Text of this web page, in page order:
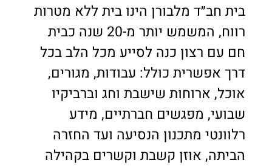
בית חב״ד מלבורן הינו בית ללא מטרות
רווח, המשמש יותר מ-20 שנה כבית
חם עם רצון כנה לסייע מכל הלב בכל
דרך אפשרית כולל: עבודות, מגורים,
אוכל, ארוחות שישבת וחג וברביקיו
שבועי, מפגשים חברתיים, מידע
רלוונטי מתכנון הנסיעה ועד החזרה
הביתה, אוזן קשבת וקשרים בקהילה